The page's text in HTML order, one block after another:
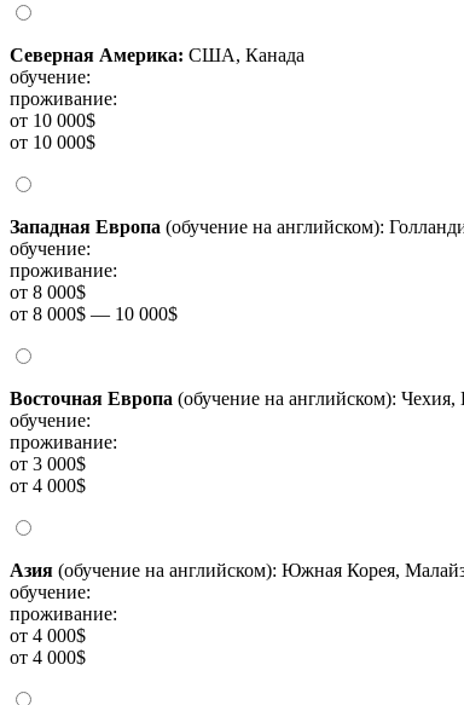
Северная Америка: США, Канада
обучение:
проживание:
от 10 000$
от 10 000$
Западная Европа (обучение на английском):
обучение:
проживание:
от 8 000$
от 8 000$ — 10 000$
Восточная Европа (обучение на английском):
обучение:
проживание:
от 3 000$
от 4 000$
Азия (обучение на английском): Южная Корея,
обучение:
проживание:
от 4 000$
от 4 000$